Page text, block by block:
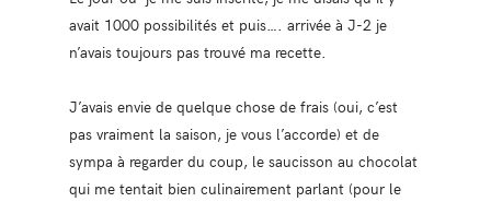
avait 1000 possibilités et puis…. arrivée à J-2 je
n’avais toujours pas trouvé ma recette.
J’avais envie de quelque chose de frais (oui, c’est
pas vraiment la saison, je vous l’accorde) et de
sympa à regarder du coup, le saucisson au chocolat
qui me tentait bien culinairement parlant (pour le